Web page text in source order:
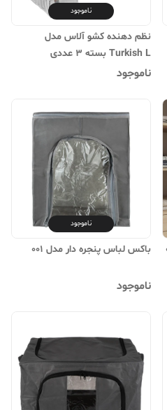
ناموجود
نظم دهنده کشو آلاس مدل
Turkish L بسته 3 عددی
ناموجود
ناموجود
باکس لباس پنجره دار مدل 001
ناموجود